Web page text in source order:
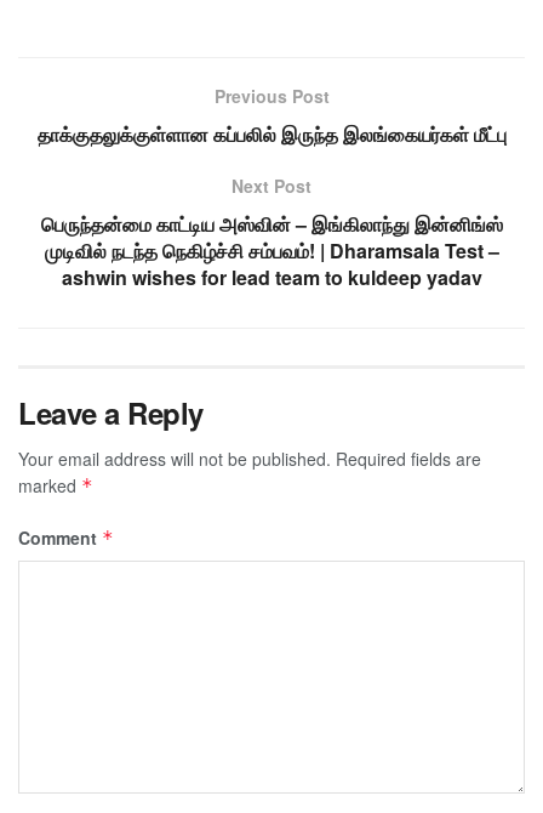
Previous Post
தாக்குதலுக்குள்ளான கப்பலில் இருந்த இலங்கையர்கள் மீட்பு
Next Post
பெருந்தன்மை காட்டிய அஸ்வின் – இங்கிலாந்து இன்னிங்ஸ்
முடிவில் நடந்த நெகிழ்ச்சி சம்பவம்! | Dharamsala Test –
ashwin wishes for lead team to kuldeep yadav
Leave a Reply
Your email address will not be published. Required fields are
marked *
Comment *